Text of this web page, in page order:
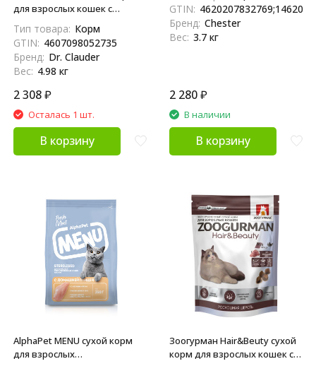
для взрослых кошек с
морковью, в консервах - 415
г х 12 шт
Тип товара: Корм
GTIN: 4607098052735
Бренд: Dr. Clauder
Вес: 4.98 кг
2 308₽
Осталась 1 шт.
В корзину
в консервах - 240 г х 12 шт
GTIN:
Бренд: Chester
Вес: 3.7 кг
2 280₽
В наличии
В корзину
AlphaPet MENU сухой корм
для взрослых
Зоогурман Hair&Beuty сухой
корм для взрослых кошек с